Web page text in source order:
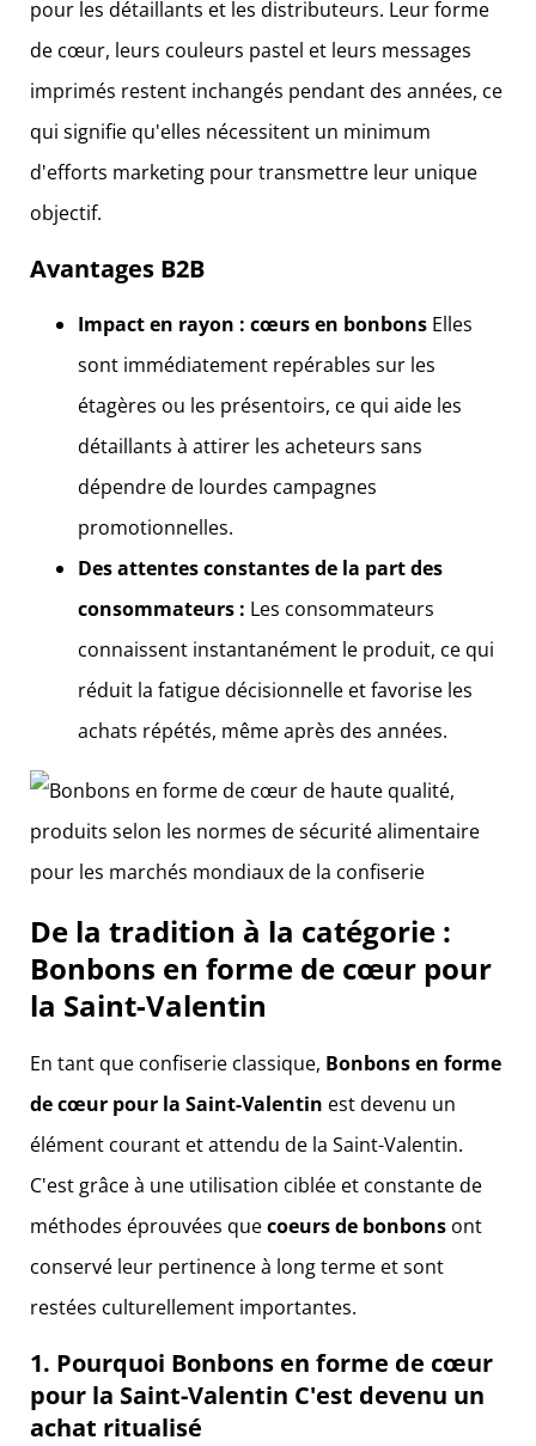
pour les détaillants et les distributeurs. Leur forme
de cœur, leurs couleurs pastel et leurs messages
imprimés restent inchangés pendant des années, ce
qui signifie qu'elles nécessitent un minimum
d'efforts marketing pour transmettre leur unique
objectif.
Avantages B2B
Impact en rayon :cœurs en bonbons Elles
sont immédiatement repérables sur les
étagères ou les présentoirs, ce qui aide les
détaillants à attirer les acheteurs sans
dépendre de lourdes campagnes
promotionnelles.
Des attentes constantes de la part des
consommateurs : Les consommateurs
connaissent instantanément le produit, ce qui
réduit la fatigue décisionnelle et favorise les
achats répétés, même après des années.
De la tradition à la catégorie :
Bonbons en forme de cœur pour
la Saint-Valentin
En tant que confiserie classique, Bonbons en forme
de cœur pour la Saint-Valentin est devenu un
élément courant et attendu de la Saint-Valentin.
C'est grâce à une utilisation ciblée et constante de
méthodes éprouvées quecoeurs de bonbons ont
conservé leur pertinence à long terme et sont
restées culturellement importantes.
1. Pourquoi Bonbons en forme de cœur
pour la Saint-Valentin C'est devenu un
achat ritualisé